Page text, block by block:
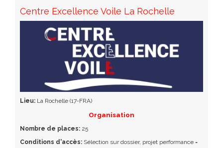
Centre Excellence Voile La Rochelle
Lieu: La Rochelle (17-FRA)
Organisation
Nombre de places: 25
Conditions d'accès: Sélection sur dossier, projet performance =